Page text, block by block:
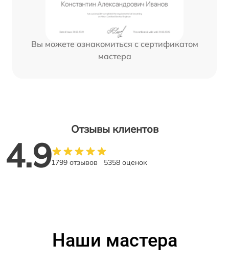
Вы можете ознакомиться с сертификатом
мастера
Отзывы клиентов
4.91799 отзывов 5358 оценок
Наши мастера